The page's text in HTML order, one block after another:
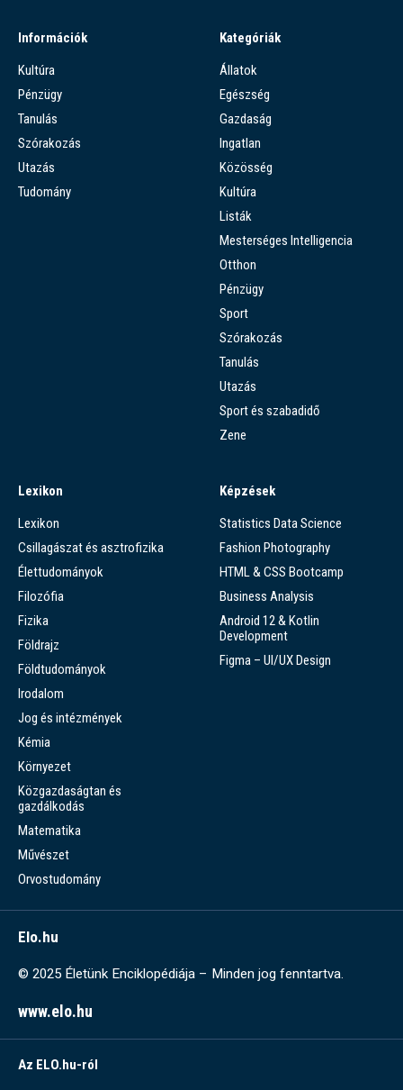
Információk
Kultúra
Pénzügy
Tanulás
Szórakozás
Utazás
Tudomány
Kategóriák
Állatok
Egészség
Gazdaság
Ingatlan
Közösség
Kultúra
Listák
Mesterséges Intelligencia
Otthon
Pénzügy
Sport
Szórakozás
Tanulás
Utazás
Sport és szabadidő
Zene
Lexikon
Lexikon
Csillagászat és asztrofizika
Élettudományok
Filozófia
Fizika
Földrajz
Földtudományok
Irodalom
Jog és intézmények
Kémia
Környezet
Közgazdaságtan és
gazdálkodás
Matematika
Művészet
Orvostudomány
Képzések
Statistics Data Science
Fashion Photography
HTML & CSS Bootcamp
Business Analysis
Android 12 & Kotlin
Development
Figma – UI/UX Design
Elo.hu
© 2025 Életünk Enciklopédiája – Minden jog fenntartva.
www.elo.hu
Az ELO.hu-ról